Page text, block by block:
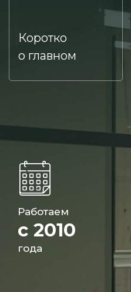
Коротко
о главном
Работаем
с 2010
года